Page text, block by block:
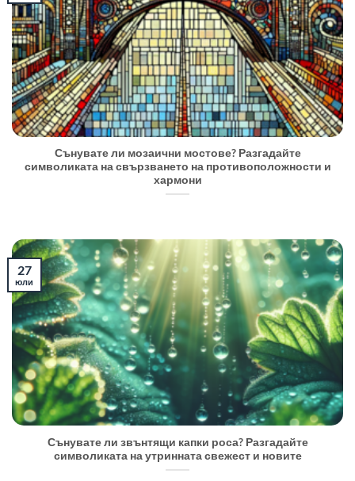
Сънувате ли мозаични мостове? Разгадайте
символиката на свързването на противоположности и
хармони
Сънувате ли звънтящи капки роса? Разгадайте
символиката на утринната свежест и новите
27
юли